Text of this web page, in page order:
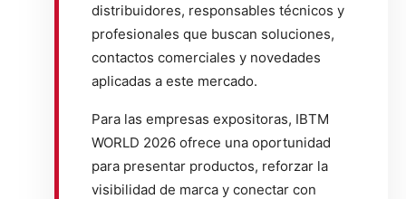
distribuidores, responsables técnicos y
profesionales que buscan soluciones,
contactos comerciales y novedades
aplicadas a este mercado.
Para las empresas expositoras, IBTM
WORLD 2026 ofrece una oportunidad
para presentar productos, reforzar la
visibilidad de marca y conectar con